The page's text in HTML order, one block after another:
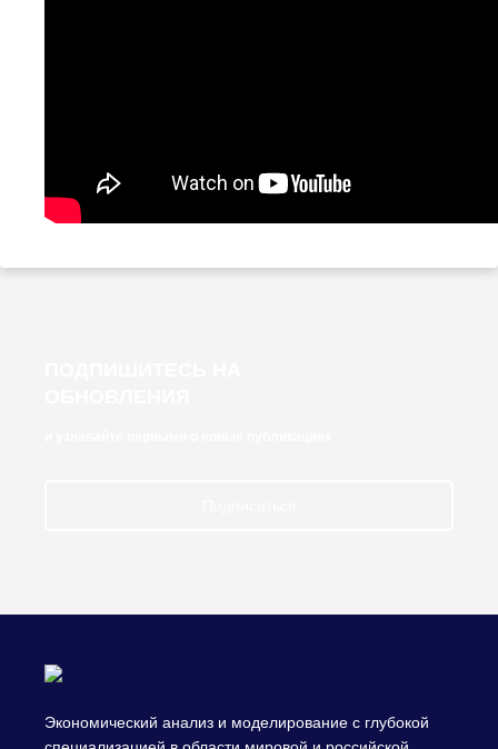
Экономический анализ и моделирование с глубокой